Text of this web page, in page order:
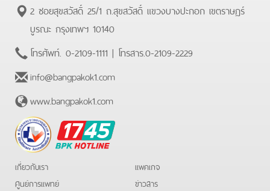
2 ซอยสุขสวัสดิ์ 25/1 ถ.สุขสวัสดิ์ แขวงบางปะกอก เขตราษฏร์
บูรณะ กรุงเทพฯ 10140
โทรศัพท์. 0-2109-1111 | โทรสาร.0-2109-2229
info@bangpakok1.com
www.bangpakok1.com
BPK
Hotline
เกี่ยวกับเรา
ศูนย์การแพทย์
แพคเกจ
ข่าวสาร